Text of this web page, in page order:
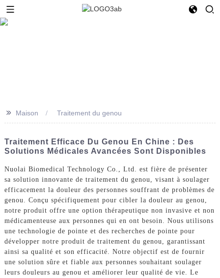
>> Maison Traitement du genou
Traitement Efficace Du Genou En Chine : Des
Solutions Médicales Avancées Sont Disponibles
Nuolai Biomedical Technology Co., Ltd. est fière de présenter
sa solution innovante de traitement du genou, visant à soulager
efficacement la douleur des personnes souffrant de problèmes de
genou. Conçu spécifiquement pour cibler la douleur au genou,
notre produit offre une option thérapeutique non invasive et non
médicamenteuse aux personnes qui en ont besoin. Nous utilisons
une technologie de pointe et des recherches de pointe pour
développer notre produit de traitement du genou, garantissant
ainsi sa qualité et son efficacité. Notre objectif est de fournir
une solution sûre et fiable aux personnes souhaitant soulager
leurs douleurs au genou et améliorer leur qualité de vie. Le